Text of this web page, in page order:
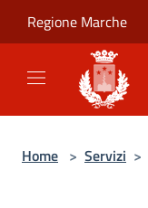
Regione Marche
Home > Servizi >